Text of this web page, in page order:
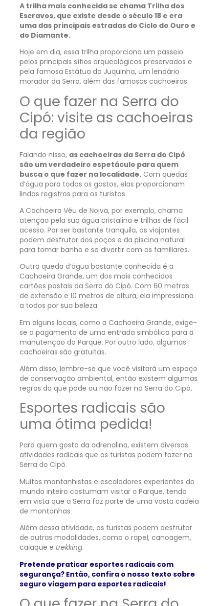
A trilha mais conhecida se chama Trilha dos
Escravos, que existe desde o século 18 e era
uma das principais estradas do Ciclo do Ouro e
do Diamante.
Hoje em dia, essa trilha proporciona um passeio
pelos principais sítios arqueológicos preservados e
pela famosa Estátua do Juquinha, um lendário
morador da Serra, além das famosas cachoeiras.
O que fazer na Serra do
Cipó: visite as cachoeiras
da região
Falando nisso, as cachoeiras da Serra do Cipó
são um verdadeiro espetáculo para quem
busca o que fazer na localidade. Com quedas
d’água para todos os gostos, elas proporcionam
lindos registros para os turistas.
A Cachoeira Véu de Noiva, por exemplo, chama
atenção pela sua água cristalina e trilhas de fácil
acesso. Por ser bastante tranquila, os viajantes
podem desfrutar dos poços e da piscina natural
para tomar banho e se divertir com os familiares.
Outra queda d’água bastante conhecida é a
Cachoeira Grande, um dos mais conhecidos
cartões postais da Serra do Cipó. Com 60 metros
de extensão e 10 metros de altura, ela impressiona
a todos por sua beleza.
Em alguns locais, como a Cachoeira Grande, exige-
se o pagamento de uma entrada simbólica para a
manutenção do Parque. Por outro lado, algumas
cachoeiras são gratuitas.
Além disso, lembre-se que você visitará um espaço
de conservação ambiental, então existem algumas
regras do que pode ou não fazer na Serra do Cipó.
Esportes radicais são
uma ótima pedida!
Para quem gosta da adrenalina, existem diversas
atividades radicais que os turistas podem fazer na
Serra do Cipó.
Muitos montanhistas e escaladores experientes do
mundo inteiro costumam visitar o Parque, tendo
em vista que a Serra faz parte de uma vasta cadeia
de montanhas.
Além dessa atividade, os turistas podem desfrutar
de outras modalidades, como o rapel, canoagem,
caiaque e trekking.
Pretende praticar esportes radicais com
segurança? Então, confira o nosso texto sobre
seguro viagem para esportes radicais!